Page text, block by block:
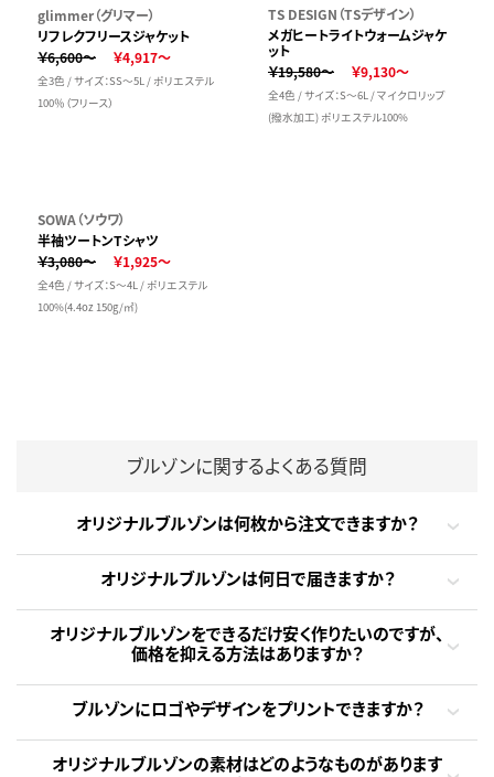
glimmer（グリマー）
リフレクフリースジャケット
￥6,600～
￥4,917～
全3色 / サイズ：SS～5L / ポリエステル
100％（フリース）
TS DESIGN（TSデザイン）
メガヒートライトウォームジャケ
ット
￥19,580～
￥9,130～
全4色 / サイズ：S～6L / マイクロリップ
(撥水加工) ポリエステル100%
SOWA（ソウワ）
半袖ツートンTシャツ
￥3,080～
￥1,925～
全4色 / サイズ：S～4L / ポリエステル
100%(4.4oz 150g/㎡)
ブルゾンに関するよくある質問
オリジナルブルゾンは何枚から注文できますか？
オリジナルブルゾンは何日で届きますか？
オリジナルブルゾンをできるだけ安く作りたいのですが、
価格を抑える方法はありますか？
ブルゾンにロゴやデザインをプリントできますか？
オリジナルブルゾンの素材はどのようなものがあります